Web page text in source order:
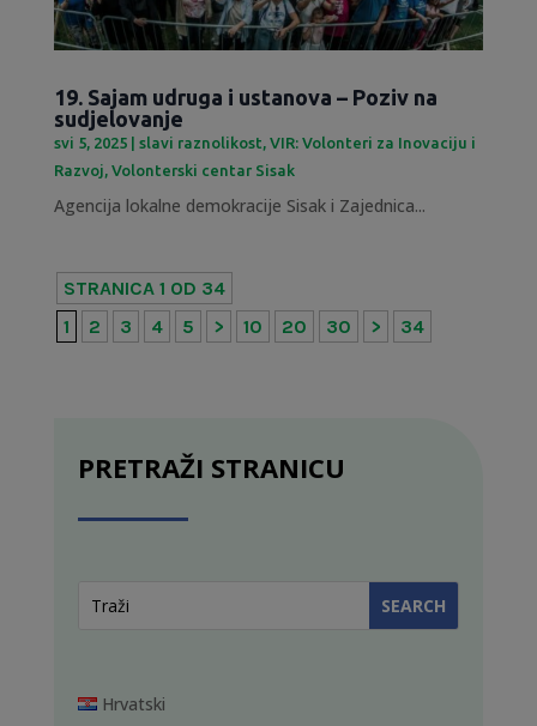
19. Sajam udruga i ustanova – Poziv na
sudjelovanje
svi 5, 2025| slavi raznolikost, VIR: Volonteri za Inovaciju i
Razvoj, Volonterski centar Sisak
Agencija lokalne demokracije Sisak i Zajednica...
STRANICA 1 OD 34
1
2 3 4 5 > 10 20 30 > 34
PRETRAŽI STRANICU
Hrvatski